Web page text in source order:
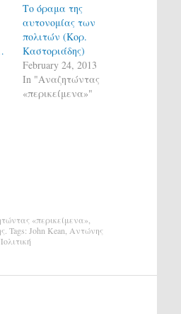
Το όραμα της
αυτονομίας των
πολιτών (Κορ.
Καστοριάδης)
February 24, 2013
In "Αναζητώντας
«περικείμενα»"
«περικείμενα»
. Tags: John Kean Αντώνης